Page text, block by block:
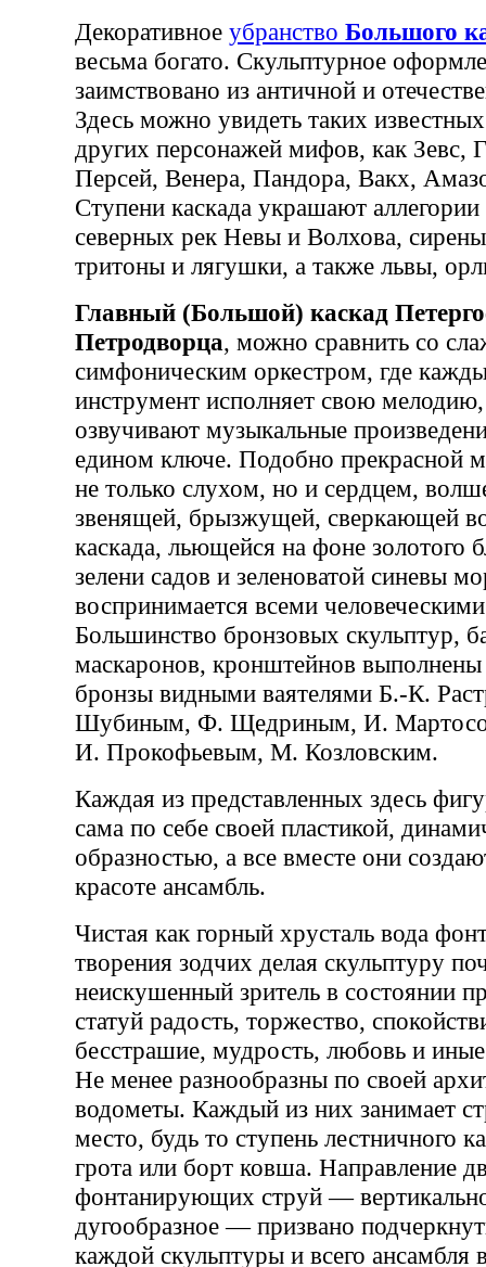
Декоративное убранство Большого
весьма богато. Скульптурное
заимствовано из античной и
Здесь можно увидеть таких
других персонажей мифов, как Зевс,
Персей, Венера, Пандора, Вакх,
Ступени каскада украшают
северных рек Невы и Волхова,
тритоны и лягушки, а также львы,
Главный (Большой) каскад
Петродворца, можно сравнить со
симфоническим оркестром, где
инструмент исполняет свою
озвучивают музыкальные
едином ключе. Подобно прекрасной
не только слухом, но и сердцем,
звенящей, брызжущей, сверкающей
каскада, льющейся на фоне золотого
зелени садов и зеленоватой синевы
воспринимается всеми
Большинство бронзовых скульптур,
маскаронов, кронштейнов выполнены
бронзы видными ваятелями Б.-К.
Шубиным, Ф. Щедриным, И.
И. Прокофьевым, М. Козловским.
Каждая из представленных здесь
сама по себе своей пластикой,
образностью, а все вместе они
красоте ансамбль.
Чистая как горный хрусталь вода
творения зодчих делая скульптуру
неискушенный зритель в состоянии
статуй радость, торжество,
бесстрашие, мудрость, любовь и
Не менее разнообразны по своей
водометы. Каждый из них занимает
место, будь то ступень лестничного
грота или борт ковша. Направление
фонтанирующих струй —
дугообразное — призвано
каждой скульптуры и всего ансамбля